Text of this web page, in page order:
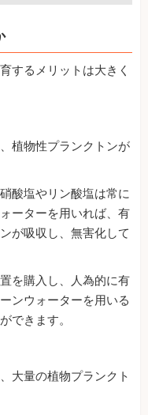
するメリットは大きく
植物性プランクトンが
酸塩やリン酸塩は常に
ーターを用いれば、有
が吸収し、無害化して
を購入し、人為的に有
ンウォーターを用いる
できます。
大量の植物プランクト